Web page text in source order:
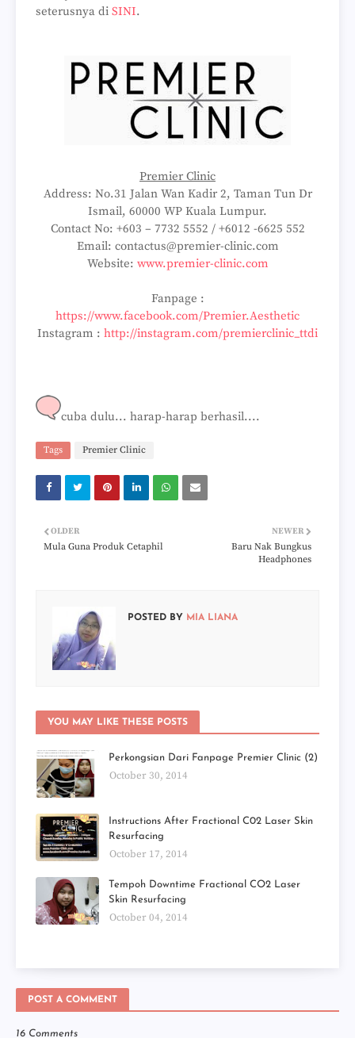
seterusnya di SINI.
Premier Clinic
Address: No.31 Jalan Wan Kadir 2, Taman Tun Dr
Ismail, 60000 WP Kuala Lumpur.
Contact No: +603 – 7732 5552 / +6012 -6625 552
Email: contactus@premier-clinic.com
Website: www.premier-clinic.com
Fanpage :
https://www.facebook.com/Premier.Aesthetic
Instagram : http://instagram.com/premierclinic_ttdi
cuba dulu... harap-harap berhasil....
Tags Premier Clinic
NEWER
Baru Nak Bungkus
Headphones
OLDER
Mula Guna Produk Cetaphil
POSTED BY MIA LIANA
YOU MAY LIKE THESE POSTS
Perkongsian Dari Fanpage Premier Clinic (2)
October 30, 2014
Instructions After Fractional C02 Laser Skin
Resurfacing
October 17, 2014
Tempoh Downtime Fractional CO2 Laser
Skin Resurfacing
October 04, 2014
POST A COMMENT
16 Comments